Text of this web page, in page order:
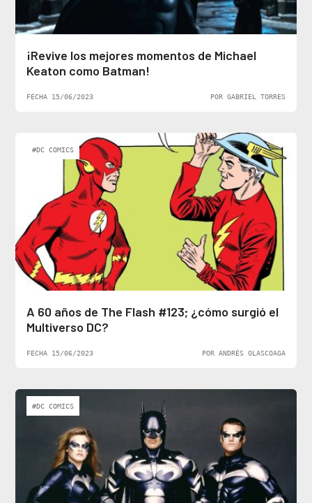
¡Revive los mejores momentos de Michael
Keaton como Batman!
FECHA 15/06/2023 POR GABRIEL TORRES
#DC COMICS
A 60 años de The Flash #123; ¿cómo surgió el
Multiverso DC?
FECHA 15/06/2023 POR ANDRÉS OLASCOAGA
#DC COMICS